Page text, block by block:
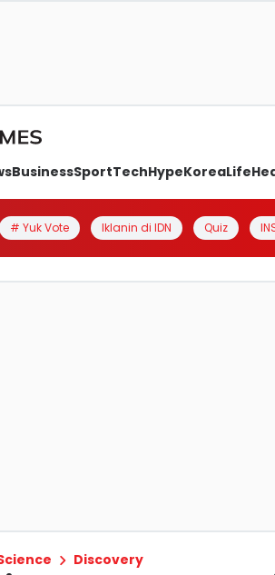
BusinessSportTechHypeKoreaLife
# Yuk Vote Iklanin di IDN Quiz
Discovery